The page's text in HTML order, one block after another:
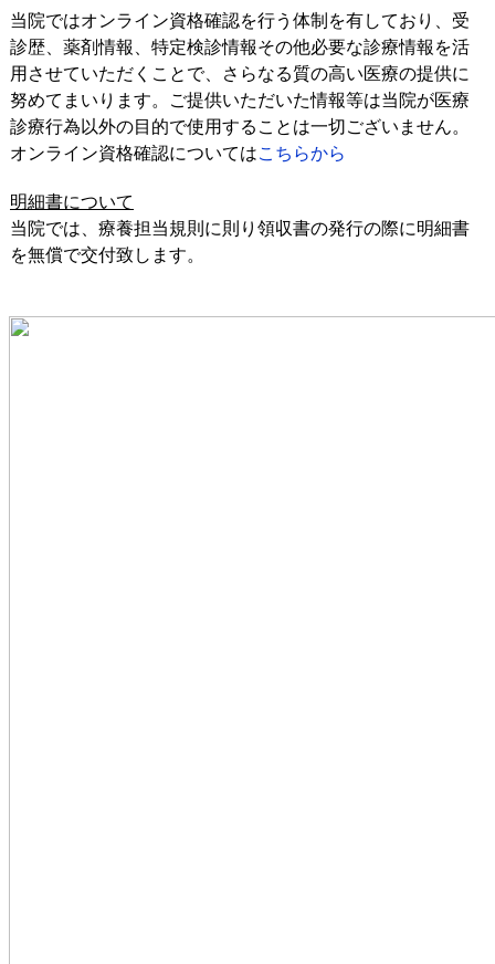
当院ではオンライン資格確認を行う体制を有しており、受
診歴、薬剤情報、特定検診情報その他必要な診療情報を活
用させていただくことで、さらなる質の高い医療の提供に
努めてまいります。ご提供いただいた情報等は当院が医療
診療行為以外の目的で使用することは一切ございません。
オンライン資格確認についてはこちらから
明細書について
当院では、療養担当規則に則り領収書の発行の際に明細書
を無償で交付致します。